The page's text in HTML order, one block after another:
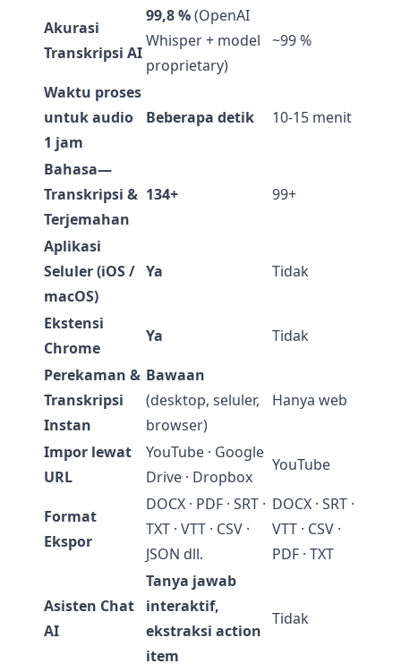
Akurasi
Transkripsi AI
99,8 %(OpenAI
Whisper + model
proprietary)
~99 %
Waktu proses
untuk audio
1 jam
Beberapa detik 10-15 menit
Bahasa—
Transkripsi &
Terjemahan
134+ 99+
Aplikasi
Seluler (iOS /
macOS)
Ya Tidak
Ekstensi
Chrome
Ya
Tidak
Perekaman &
Transkripsi
Instan
Bawaan
(desktop, seluler,
browser)
Hanya web
Impor lewat
URL
YouTube · Google
Drive · Dropbox
YouTube
Format
Ekspor
DOCX · PDF · SRT ·
TXT · VTT · CSV ·
JSON dll.
DOCX · SRT ·
VTT · CSV ·
PDF · TXT
Asisten Chat
AI
Tanya jawab
interaktif,
ekstraksi action
item
Tidak